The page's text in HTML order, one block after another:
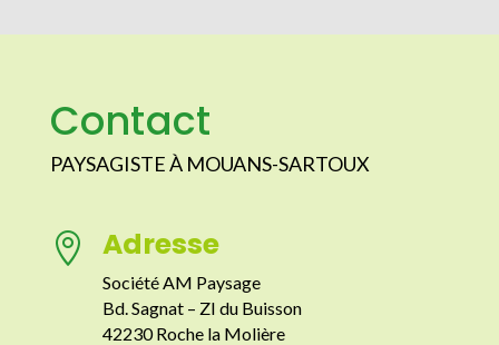
Contact
PAYSAGISTE À MOUANS-SARTOUX
 Adresse
Société AM Paysage
Bd. Sagnat – ZI du Buisson
42230 Roche la Molière